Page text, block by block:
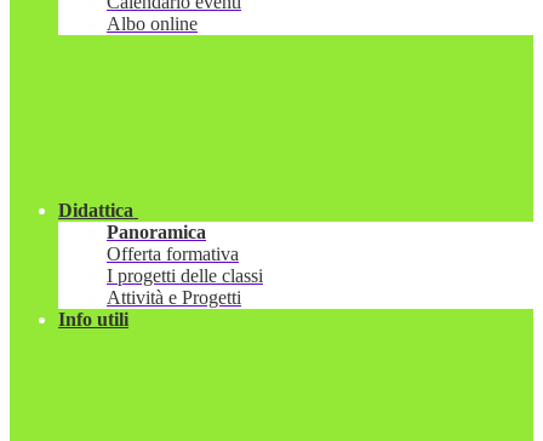
Albo online
Didattica
Panoramica
Offerta formativa
I progetti delle classi
Attività e Progetti
Info utili